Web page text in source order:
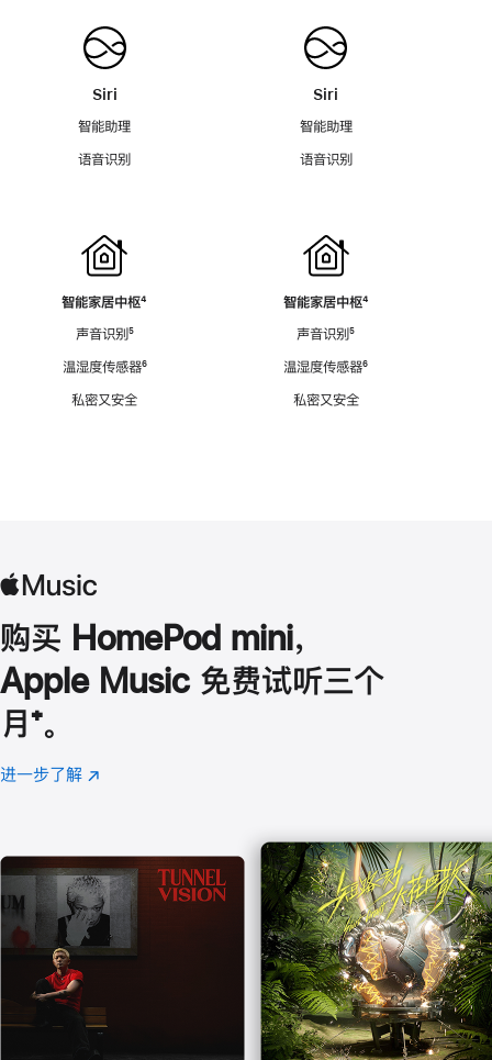
Siri
智能助理
语音识别
智能家居中枢脚
⁴
声音识别脚
⁵
温湿度传感器脚
⁶
私密又安全
Siri
智能助理
语音识别
智能家居中枢脚
⁴
声音识别脚
⁵
温湿度传感器脚
⁶
私密又安全
购买 HomePod mini，
Apple Music 免费试听三个
月 脚
注
⁺。
进一步了解 Apple
(在
口
中
打
开)